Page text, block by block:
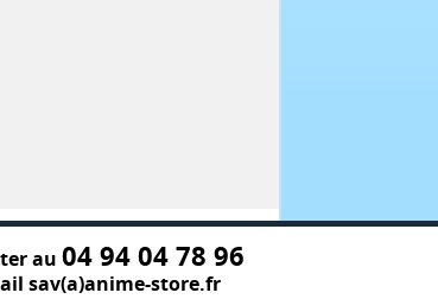
au 04 94 04 78 96
sav(a)anime-store.fr